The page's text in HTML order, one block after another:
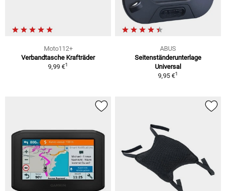
Moto112+
Verbandtasche Krafträder
9,99 €1
ABUS
Seitenständerunterlage
Universal
9,95 €1